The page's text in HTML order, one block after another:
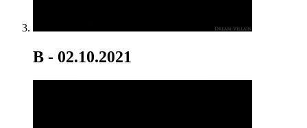
B - 02.10.2021